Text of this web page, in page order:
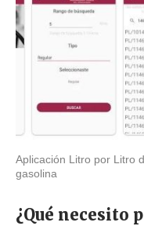
Aplicación Litro por Litro
gasolina
¿Qué necesito